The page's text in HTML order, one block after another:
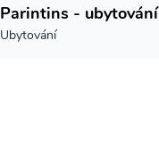
Parintins - ubytování
Ubytování